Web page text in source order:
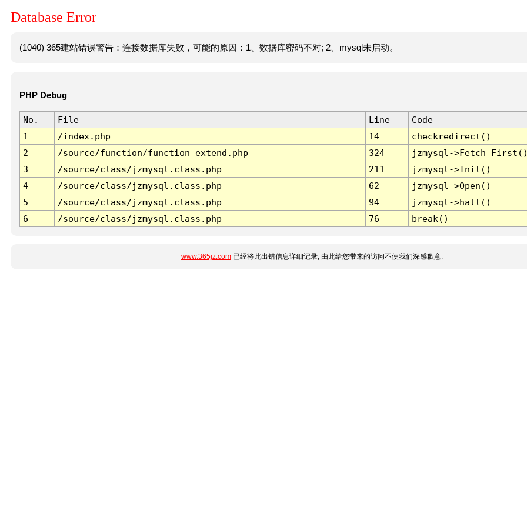
Database Error
(1040) 365建站错误警告：连接数据库失败，可能的原因：1、数据库密码不对; 2、mysql未启动。
PHP Debug
No. File Line
Code
1
/index.php 14
checkredirect()
2
/source/function/function_extend.php 324
jzmysql-
3
/source/class/jzmysql.class.php 211
jzmysql->Init()
4
/source/class/jzmysql.class.php 62
jzmysql->Open()
5
/source/class/jzmysql.class.php 94
jzmysql->halt()
6
/source/class/jzmysql.class.php 76 break()
www.365jz.com已经将此出错信息详细记录, 由此给您带来的访问不便我们深感歉意.